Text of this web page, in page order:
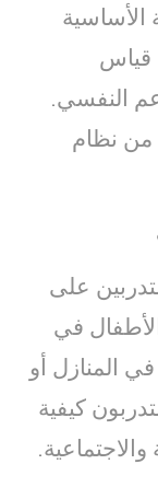
الأساسية
قياس
النفسي.
من نظام
على
في
المنازل أو
كيفية